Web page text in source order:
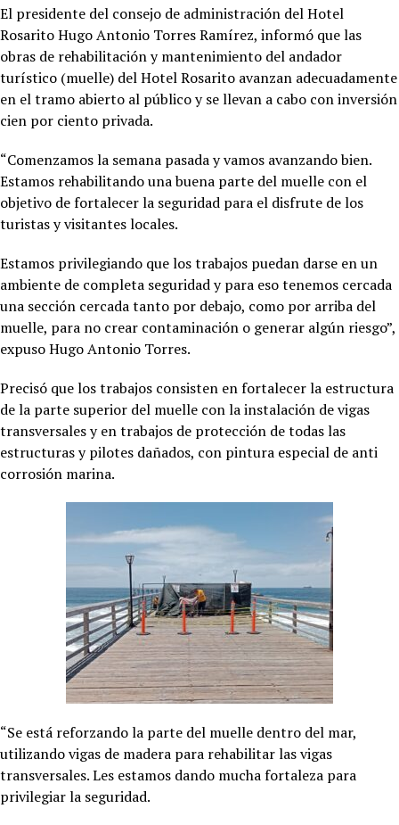
El presidente del consejo de administración del Hotel
Rosarito Hugo Antonio Torres Ramírez, informó que las
obras de rehabilitación y mantenimiento del andador
turístico (muelle) del Hotel Rosarito avanzan adecuadamente
en el tramo abierto al público y se llevan a cabo con inversión
cien por ciento privada.
“Comenzamos la semana pasada y vamos avanzando bien.
Estamos rehabilitando una buena parte del muelle con el
objetivo de fortalecer la seguridad para el disfrute de los
turistas y visitantes locales.
Estamos privilegiando que los trabajos puedan darse en un
ambiente de completa seguridad y para eso tenemos cercada
una sección cercada tanto por debajo, como por arriba del
muelle, para no crear contaminación o generar algún riesgo”,
expuso Hugo Antonio Torres.
Precisó que los trabajos consisten en fortalecer la estructura
de la parte superior del muelle con la instalación de vigas
transversales y en trabajos de protección de todas las
estructuras y pilotes dañados, con pintura especial de anti
corrosión marina.
“Se está reforzando la parte del muelle dentro del mar,
utilizando vigas de madera para rehabilitar las vigas
transversales. Les estamos dando mucha fortaleza para
privilegiar la seguridad.